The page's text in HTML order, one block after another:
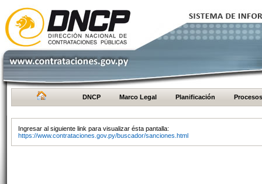
DNCP Marco Legal Planificación Procesos
Ingresar al siguiente link para visualizar ésta pantalla:
https://www.contrataciones.gov.py/buscador/sanciones.html